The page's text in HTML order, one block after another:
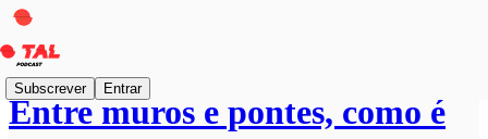
Subscrever Entrar
Entre muros e pontes, como é